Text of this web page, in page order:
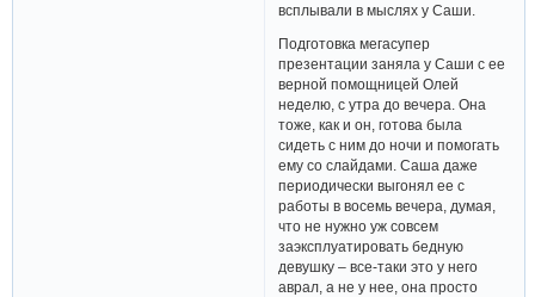
всплывали в мыслях у Саши.
Подготовка мегасупер
презентации заняла у Саши с ее
верной помощницей Олей
неделю, с утра до вечера. Она
тоже, как и он, готова была
сидеть с ним до ночи и помогать
ему со слайдами. Саша даже
периодически выгонял ее с
работы в восемь вечера, думая,
что не нужно уж совсем
заэксплуатировать бедную
девушку – все-таки это у него
аврал, а не у нее, она просто